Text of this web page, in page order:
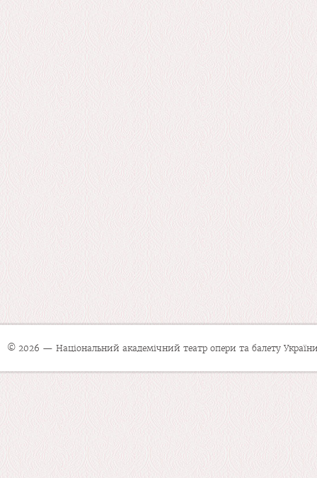
© 2026 — Національний академічний театр опери та балету